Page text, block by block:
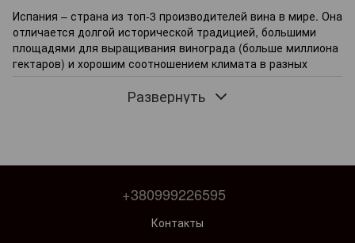
Испания – страна из топ-3 производителей вина в мире. Она
отличается долгой исторической традицией, большими
площадями для выращивания винограда (больше миллиона
гектаров) и хорошим соотношением климата в разных
Виноделие на пиренейском полуострове зародилось еще
виноградников из-за вредителей. Естественное развитие
области виноделия в XIX веке. Именно в это время
купить игристое вино из Испании.
Развернуть
+380999226595
Контакты